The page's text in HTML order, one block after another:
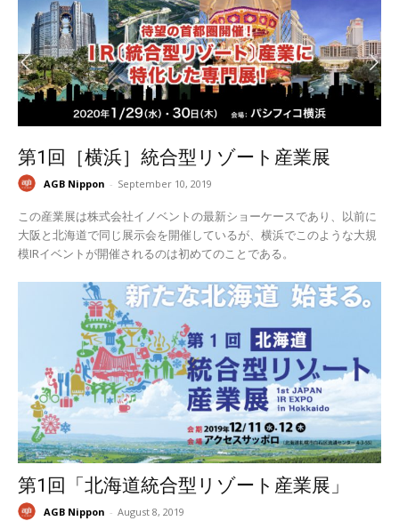
第1回［横浜］統合型リゾート産業展
AGB Nippon - September 10, 2019
この産業展は株式会社イノベントの最新ショーケースであり、以前に
大阪と北海道で同じ展示会を開催しているが、横浜でこのような大規
模IRイベントが開催されるのは初めてのことである。
第1回「北海道統合型リゾート産業展」
AGB Nippon - August 8, 2019